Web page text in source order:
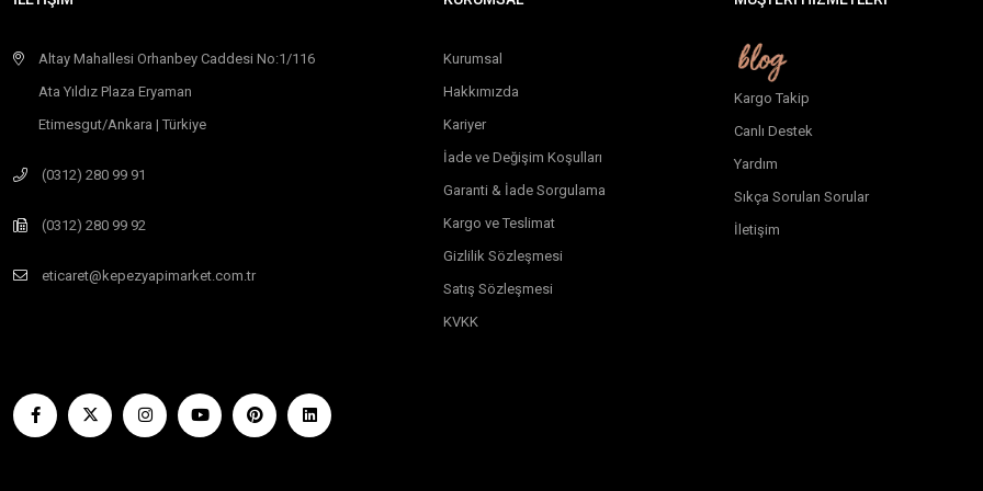
Altay Mahallesi Orhanbey Caddesi No:1/116
Ata Yıldız Plaza Eryaman
Etimesgut/Ankara | Türkiye
(0312) 280 99 91
(0312) 280 99 92
eticaret@kepezyapimarket.com.tr
Kurumsal
Hakkımızda
Kariyer
İade ve Değişim Koşulları
Garanti & İade Sorgulama
Kargo ve Teslimat
Gizlilik Sözleşmesi
Satış Sözleşmesi
KVKK
Kargo Takip
Canlı Destek
Yardım
Sıkça Sorulan Sorular
İletişim